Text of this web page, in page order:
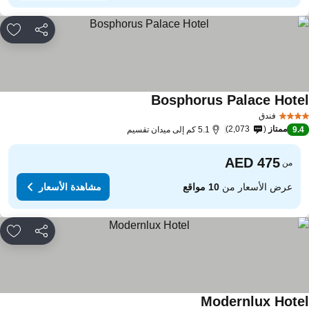
مشاركة
فندق
Bosphorus Palace
9.4 ممتاز 2,073 5.1 كم إلى ميدان تقسيم
من
عرض الأسعار من10 مواقع مشاهدة الأسعار
مشاركة
Modernlux